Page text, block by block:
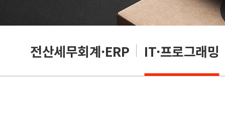
전산세무회계·ERP IT·프로그래밍